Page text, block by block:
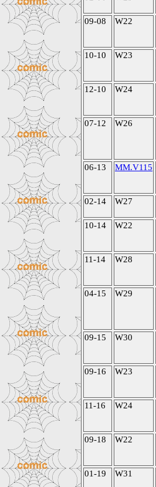
09-08 W22
10-10 W23
12-10 W24
07-12 W26
06-13 MM.V115
02-14 W27
10-14 W22
11-14 W28
04-15 W29
09-15 W30
09-16 W23
11-16 W24
09-18 W22
01-19 W31